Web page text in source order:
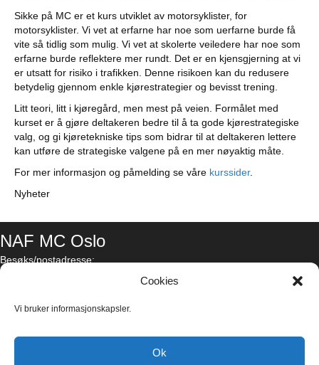
Cookies
Vi bruker informasjonskapsler.
Ok
Sikke på MC er et kurs utviklet av motorsyklister, for
motorsyklister. Vi vet at erfarne har noe som uerfarne burde få
vite så tidlig som mulig. Vi vet at skolerte veiledere har noe som
erfarne burde reflektere mer rundt. Det er en kjensgjerning at vi
er utsatt for risiko i trafikken. Denne risikoen kan du redusere
betydelig gjennom enkle kjørestrategier og bevisst trening.
Litt teori, litt i kjøregård, men mest på veien. Formålet med
kurset er å gjøre deltakeren bedre til å ta gode kjørestrategiske
valg, og gi kjøretekniske tips som bidrar til at deltakeren lettere
kan utføre de strategiske valgene på en mer nøyaktig måte.
For mer informasjon og påmelding se våre kurssider.
Nyheter
NAF MC Oslo
Besøks/postadresse: